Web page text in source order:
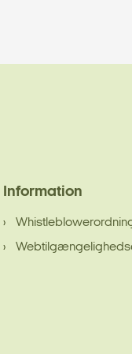
Information